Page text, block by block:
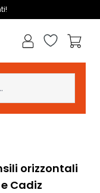
Lista dei
orizzontali
Cadiz